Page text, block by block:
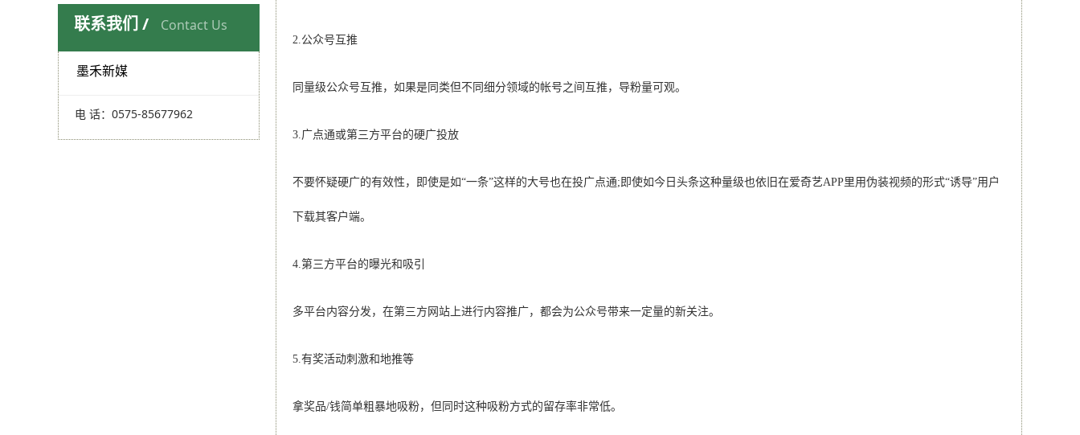
联系我们 / Contact Us
墨禾新媒
电 话：0575-85677962
2.公众号互推
同量级公众号互推，如果是同类但不同细分领域的帐号之间互推，导粉量可观。
3.广点通或第三方平台的硬广投放
不要怀疑硬广的有效性，即使是如“一条”这样的大号也在投广点通;即使如今日头条这种量级也依旧在爱奇艺APP里用伪装视频的形式“诱导”用户
下载其客户端。
4.第三方平台的曝光和吸引
多平台内容分发，在第三方网站上进行内容推广，都会为公众号带来一定量的新关注。
5.有奖活动刺激和地推等
拿奖品/钱简单粗暴地吸粉，但同时这种吸粉方式的留存率非常低。